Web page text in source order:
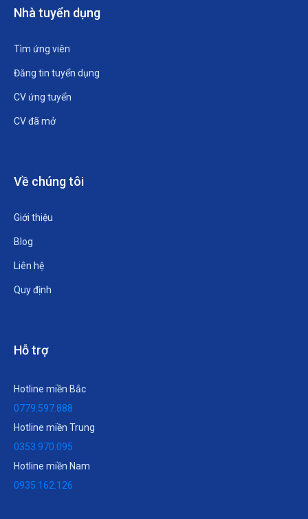
Nhà tuyển dụng
Tìm ứng viên
Đăng tin tuyển dụng
CV ứng tuyển
CV đã mở
Về chúng tôi
Giới thiệu
Blog
Liên hệ
Quy định
Hỗ trợ
Hotline miền Bắc
0779.597.888
Hotline miền Trung
0353.970.095
Hotline miền Nam
0935.162.126